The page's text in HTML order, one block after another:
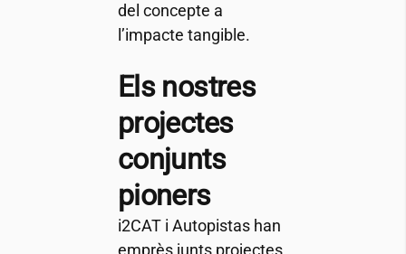
del concepte a
l’impacte tangible.
Els nostres
projectes
conjunts
pioners
i2CATi Autopistas han
emprès junts projectes